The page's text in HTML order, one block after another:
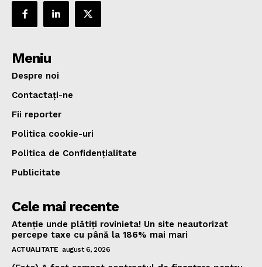
Meniu
Despre noi
Contactați-ne
Fii reporter
Politica cookie-uri
Politica de Confidențialitate
Publicitate
Cele mai recente
Atenție unde plătiți rovinieta! Un site neautorizat
percepe taxe cu până la 186% mai mari
ACTUALITATE august 6, 2026